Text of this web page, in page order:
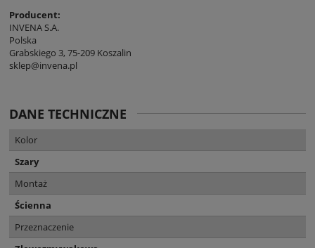
Producent:
INVENA S.A.
Polska
Grabskiego 3, 75-209 Koszalin
sklep@invena.pl
DANE TECHNICZNE
Kolor
Szary
Montaż
Ścienna
Przeznaczenie